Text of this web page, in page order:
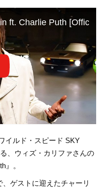
ft. Charlie Puth
イルド・スピード SKY
、ウィズ・カリファさんの
』。
ゲストに迎えたチャーリ